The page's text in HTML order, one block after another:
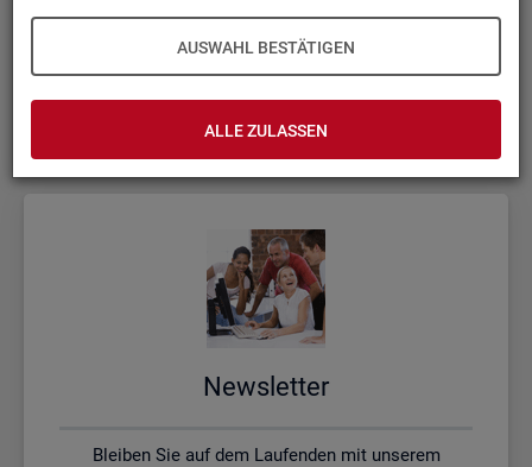
AUSWAHL BESTÄTIGEN
ALLE ZULASSEN
Kon­takt, Feed­back und Kri­tik
News­let­ter
Bleiben Sie auf dem Laufenden mit unserem